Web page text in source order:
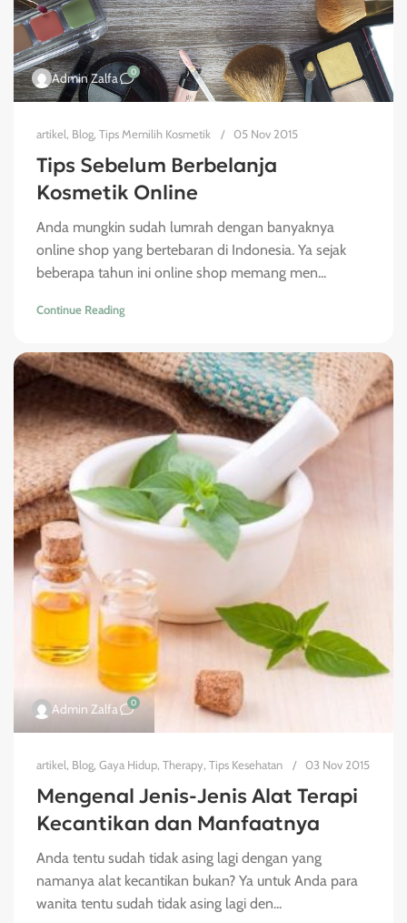
Admin Zalfa 0
artikel, Blog, Tips Memilih Kosmetik 05 Nov 2015
Tips Sebelum Berbelanja
Kosmetik Online
Anda mungkin sudah lumrah dengan banyaknya
online shop yang bertebaran di Indonesia. Ya sejak
beberapa tahun ini online shop memang men...
Continue Reading
Admin Zalfa 0
artikel, Blog, Gaya Hidup, Therapy, Tips Kesehatan 03 Nov 2015
Mengenal Jenis-Jenis Alat Terapi
Kecantikan dan Manfaatnya
Anda tentu sudah tidak asing lagi dengan yang
namanya alat kecantikan bukan? Ya untuk Anda para
wanita tentu sudah tidak asing lagi den...